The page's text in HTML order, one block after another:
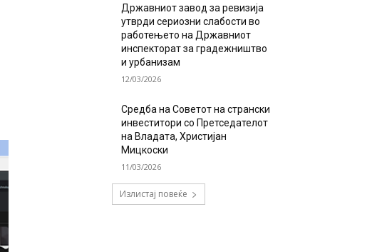
Државниот завод за ревизија
утврди сериозни слабости во
работењето на Државниот
инспекторат за градежништво
и урбанизам
12/03/2026
Средба на Советот на странски
инвеститори со Претседателот
на Владата, Христијан
Мицкоски
11/03/2026
Излистај повеќе